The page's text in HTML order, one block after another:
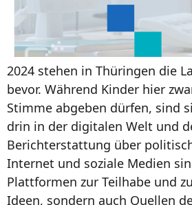
2024 stehen in Thüringen die
bevor. Während Kinder hier
Stimme abgeben dürfen, sind
drin in der digitalen Welt und
Berichterstattung über
Internet und soziale Medien
Plattformen zur Teilhabe und
Ideen, sondern auch Quellen